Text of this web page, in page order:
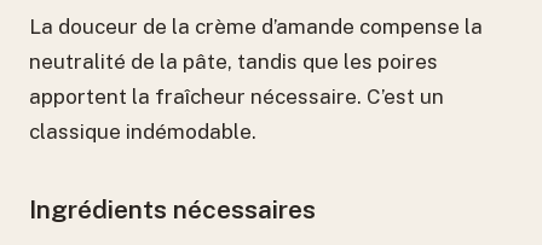
La douceur de la crème d’amande compense la
neutralité de la pâte, tandis que les poires
apportent la fraîcheur nécessaire. C’est un
classique indémodable.
Ingrédients nécessaires